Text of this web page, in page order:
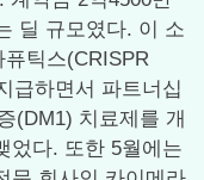
딜 규모였다. 이 소
틱스(CRISPR
급하면서 파트너십
(DM1) 치료제를 개
었다. 또한 5월에는